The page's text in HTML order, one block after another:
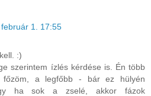
1. 17:55
:)
szerintem ízlés kérdése is. Én több
főzöm, a legfőbb - bár ez hülyén
ha sok a zselé, akkor fázok